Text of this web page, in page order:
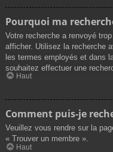
Pourquoi ma
Votre recherche a renvoyé
afficher. Utilisez la recherche
les termes employés et dans
souhaitez effectuer une
Haut
Comment puis-je
Veuillez vous rendre sur la
« Trouver un membre ».
Haut